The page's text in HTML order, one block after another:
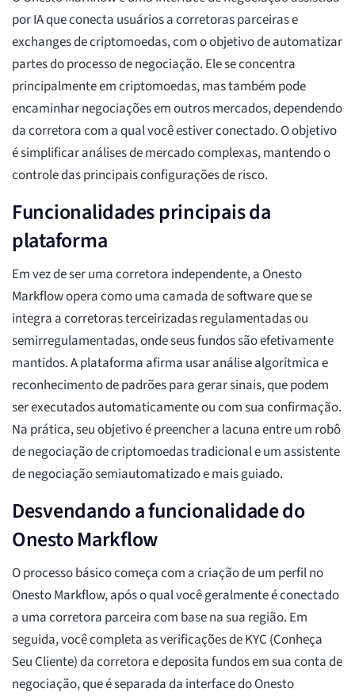
por IA que conecta usuários a corretoras parceiras e
exchanges de criptomoedas, com o objetivo de automatizar
partes do processo de negociação. Ele se concentra
principalmente em criptomoedas, mas também pode
encaminhar negociações em outros mercados, dependendo
da corretora com a qual você estiver conectado. O objetivo
é simplificar análises de mercado complexas, mantendo o
controle das principais configurações de risco.
Funcionalidades principais da
plataforma
Em vez de ser uma corretora independente, a Onesto
Markflow opera como uma camada de software que se
integra a corretoras terceirizadas regulamentadas ou
semirregulamentadas, onde seus fundos são efetivamente
mantidos. A plataforma afirma usar análise algorítmica e
reconhecimento de padrões para gerar sinais, que podem
ser executados automaticamente ou com sua confirmação.
Na prática, seu objetivo é preencher a lacuna entre um robô
de negociação de criptomoedas tradicional e um assistente
de negociação semiautomatizado e mais guiado.
Desvendando a funcionalidade do
Onesto Markflow
O processo básico começa com a criação de um perfil no
Onesto Markflow, após o qual você geralmente é conectado
a uma corretora parceira com base na sua região. Em
seguida, você completa as verificações de KYC (Conheça
Seu Cliente) da corretora e deposita fundos em sua conta de
negociação, que é separada da interface do Onesto